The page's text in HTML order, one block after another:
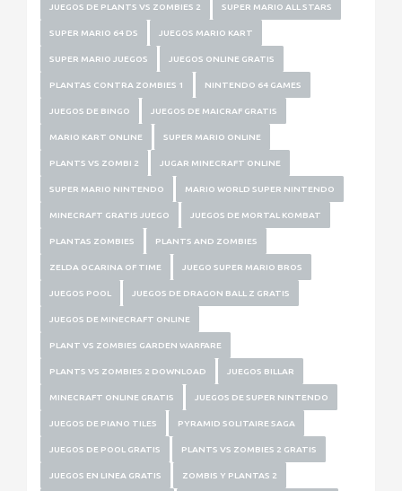
JUEGOS DE PLANTS VS ZOMBIES 2 SUPER MARIO ALL STARS
SUPER MARIO 64 DS JUEGOS MARIO KART
SUPER MARIO JUEGOS JUEGOS ONLINE GRATIS
PLANTAS CONTRA ZOMBIES 1 NINTENDO 64 GAMES
JUEGOS DE BINGO JUEGOS DE MAICRAF GRATIS
MARIO KART ONLINE SUPER MARIO ONLINE
PLANTS VS ZOMBI 2 JUGAR MINECRAFT ONLINE
SUPER MARIO NINTENDO MARIO WORLD SUPER NINTENDO
MINECRAFT GRATIS JUEGO JUEGOS DE MORTAL KOMBAT
PLANTAS ZOMBIES PLANTS AND ZOMBIES
ZELDA OCARINA OF TIME JUEGO SUPER MARIO BROS
JUEGOS POOL JUEGOS DE DRAGON BALL Z GRATIS
JUEGOS DE MINECRAFT ONLINE
PLANT VS ZOMBIES GARDEN WARFARE
PLANTS VS ZOMBIES 2 DOWNLOAD JUEGOS BILLAR
MINECRAFT ONLINE GRATIS JUEGOS DE SUPER NINTENDO
JUEGOS DE PIANO TILES PYRAMID SOLITAIRE SAGA
JUEGOS DE POOL GRATIS PLANTS VS ZOMBIES 2 GRATIS
JUEGOS EN LINEA GRATIS ZOMBIS Y PLANTAS 2